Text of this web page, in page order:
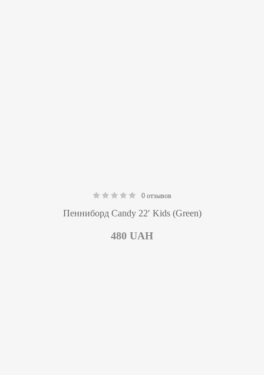
0 отзывов
Пенниборд Candy 22′ Kids (Green)
480 UAH